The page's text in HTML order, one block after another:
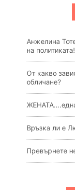
Анжелина
на политиката!
От какво
обличане?
Връзка ли е
Превърнете